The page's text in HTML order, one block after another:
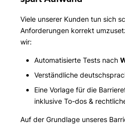
Viele unserer Kunden tun sich
Anforderungen korrekt
wir:
Automatisierte Tests nach
Verständliche
Eine Vorlage für die
inklusive To-dos &
Auf der Grundlage unseres